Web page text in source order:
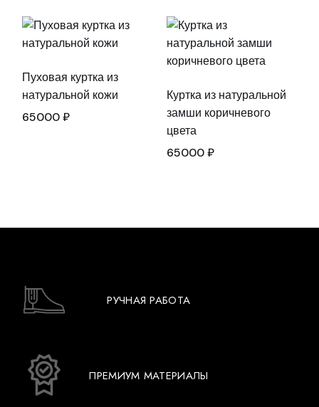
Пуховая куртка из
натуральной кожи
65000₽
Куртка из натуральной
замши коричневого
цвета
65000₽
РУЧНАЯ РАБОТА
ПРЕМИУМ МАТЕРИАЛЫ